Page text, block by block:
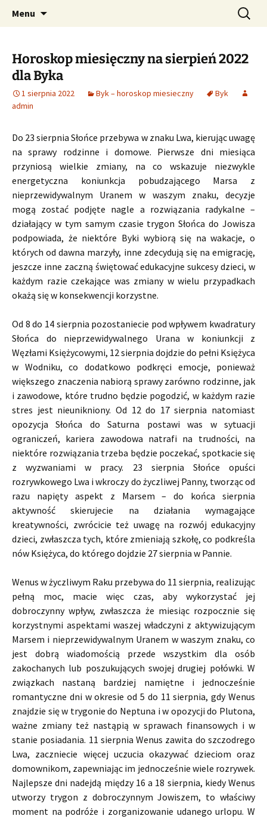
CzaroMarowy horoskop
dzienny, miesięczny i
tygodniowy
Profesjonalne przepowiednie astrologiczne
Menu Szukaj:
Horoskop miesięczny na sierpień 2022
dla Byka
1 sierpnia 2022 Byk – horoskop miesieczny
Byk
admin
Do 23 sierpnia Słońce przebywa w znaku Lwa, kierując uwagę
na sprawy rodzinne i domowe. Pierwsze dni miesiąca
przyniosą wielkie zmiany, na co wskazuje niezwykle
energetyczna koniunkcja pobudzającego Marsa z
nieprzewidywalnym Uranem w waszym znaku, decyzje
mogą zostać podjęte nagle a rozwiązania radykalne –
działający w tym samym czasie trygon Słońca do Jowisza
podpowiada, że niektóre Byki wybiorą się na wakacje, o
których od dawna marzyły, inne zdecydują się na emigrację,
jeszcze inne zaczną świętować edukacyjne sukcesy dzieci, w
każdym razie czekające was zmiany w wielu przypadkach
okażą się w konsekwencji korzystne.
Od 8 do 14 sierpnia pozostaniecie pod wpływem kwadratury
Słońca do nieprzewidywalnego Urana w koniunkcji z
Węzłami Księżycowymi, 12 sierpnia dojdzie do pełni Księżyca
w Wodniku, co dodatkowo podkręci emocje, ponieważ
większego znaczenia nabiorą sprawy zarówno rodzinne, jak
i zawodowe, które trudno będzie pogodzić, w każdym razie
stres jest nieunikniony. Od 12 do 17 sierpnia natomiast
opozycja Słońca do Saturna postawi was w sytuacji
ograniczeń, kariera zawodowa natrafi na trudności, na
niektóre rozwiązania trzeba będzie poczekać, spotkacie się
z wyzwaniami w pracy. 23 sierpnia Słońce opuści
rozrywkowego Lwa i wkroczy do życzliwej Panny, tworząc od
razu napięty aspekt z Marsem – do końca sierpnia
aktywność skierujecie na działania wymagające
kreatywności, zwrócicie też uwagę na rozwój edukacyjny
dzieci, zwłaszcza tych, które zmieniają szkołę, co podkreśla
nów Księżyca, do którego dojdzie 27 sierpnia w Pannie.
Wenus w życzliwym Raku przebywa do 11 sierpnia, realizując
pełną moc, macie więc czas, aby wykorzystać jej
dobroczynny wpływ, zwłaszcza że miesiąc rozpocznie się
korzystnymi aspektami waszej władczyni z aktywizującym
Marsem i nieprzewidywalnym Uranem w waszym znaku, co
jest dobrą wiadomością przede wszystkim dla osób
zakochanych lub poszukujących swojej drugiej połówki. W
związkach nastaną bardziej namiętne i jednocześnie
romantyczne dni w okresie od 5 do 11 sierpnia, gdy Wenus
znajdzie się w trygonie do Neptuna i w opozycji do Plutona,
ważne zmiany też nastąpią w sprawach finansowych i w
stanie posiadania. 11 sierpnia Wenus zawita do szczodrego
Lwa, zaczniecie więcej uczucia okazywać dzieciom oraz
domownikom, zapewniając im jednocześnie wiele rozrywek.
Najlepsze dni nadejdą między 16 a 18 sierpnia, kiedy Wenus
utworzy trygon z dobroczynnym Jowiszem, to właściwy
moment na podróże i zorganizowanie udanego urlopu. W